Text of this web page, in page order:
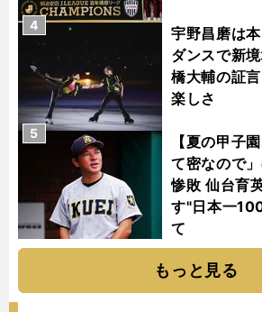
宇野昌磨は
ダンスで新
橋大輔の証
楽しさ
4
【夏の甲子
て密なので
惨敗 仙台育
す"日本一
て
5
もっと見る